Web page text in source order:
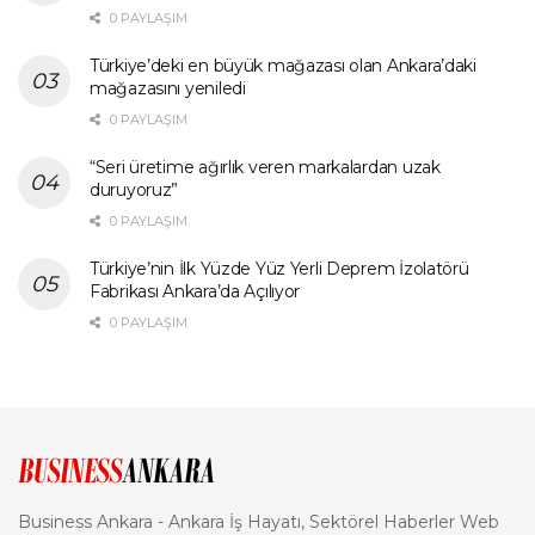
0 PAYLAŞIM
Türkiye’deki en büyük mağazası olan Ankara’daki
mağazasını yeniledi
0 PAYLAŞIM
“Seri üretime ağırlık veren markalardan uzak
duruyoruz”
0 PAYLAŞIM
Türkiye’nin İlk Yüzde Yüz Yerli Deprem İzolatörü
Fabrikası Ankara’da Açılıyor
0 PAYLAŞIM
Business Ankara - Ankara İş Hayatı, Sektörel Haberler Web